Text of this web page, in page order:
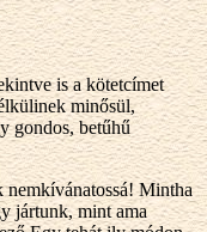
is a kötetcímet
minősül,
gondos, betűhű
Mintha
jártunk, mint ama